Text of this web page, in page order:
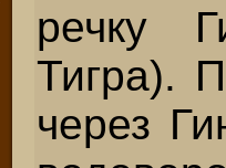
речку
Тигра).
через